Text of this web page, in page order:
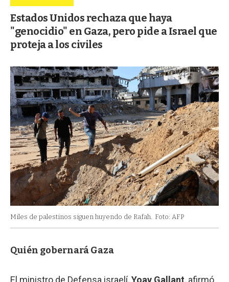
Estados Unidos rechaza que haya
"genocidio" en Gaza, pero pide a Israel que
proteja a los civiles
Miles de palestinos siguen huyendo de Rafah. Foto: AFP
Quién gobernará Gaza
El ministro de Defensa israelí,Yoav Gallant, afirmó